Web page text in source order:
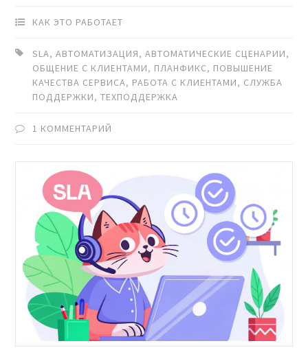
КАК ЭТО РАБОТАЕТ
SLA,АВТОМАТИЗАЦИЯ,АВТОМАТИЧЕСКИЕ СЦЕНАРИИ,
ОБЩЕНИЕ С КЛИЕНТАМИ, ПЛАНФИКС, ПОВЫШЕНИЕ
КАЧЕСТВА СЕРВИСА, РАБОТА С КЛИЕНТАМИ, СЛУЖБА
ПОДДЕРЖКИ,ТЕХПОДДЕРЖКА
1 КОММЕНТАРИЙ